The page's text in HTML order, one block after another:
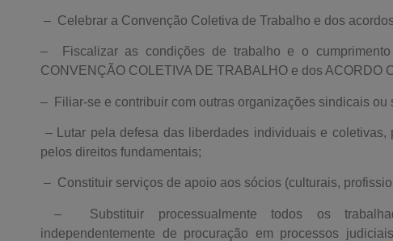
– Celebrar a Convenção Coletiva de Trabalho e dos
– Fiscalizar as condições de trabalho e o
CONVENÇÃO COLETIVA DE TRABALHO e dos ACORDO
– Filiar-se e contribuir com outras organizações sindicais ou
– Lutar pela defesa das liberdades individuais e
pelos direitos fundamentais;
– Constituir serviços de apoio aos sócios (culturais,
– Substituir processualmente todos os
independentemente de procuração em processos